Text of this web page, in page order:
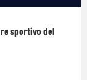
sportivo del